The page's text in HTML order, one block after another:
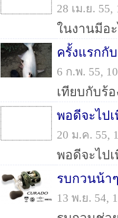
28 เม.ย.
ครั้งแรกกั
6 ก.พ. 55,
เทียบกับร้
20 ม.ค. 55,
รบกวนน้า
13 พ.ย. 54,